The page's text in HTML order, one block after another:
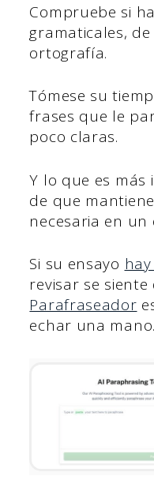
Compruebe si
gramaticales,
ortografía.
Tómese su
frases que le
poco claras.
Y lo que es más
de que
necesaria en un
Si su ensayo
revisar se
Parafraseador
echar una mano.